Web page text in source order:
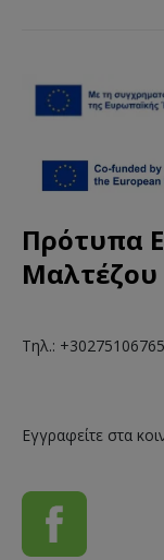
Πρότυπα
Μαλτέζου
Τηλ.:
Εγγραφείτε στα